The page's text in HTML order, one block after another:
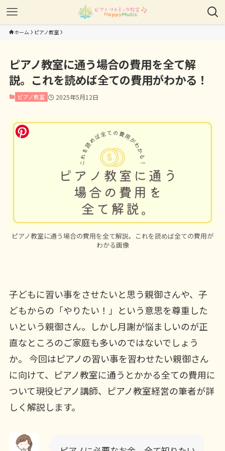
ホーム ピアノ教室
ピアノ教室に通う場合の費用を全て解
説。これを読めば全ての費用がわかる！
ピアノ教室 2025年5月12日
ピアノ教室に通う場合の費用を全て解説。これを読めば全ての費用が
わかる画像
子どもに習い事をさせたいと思う親御さんや、子
どもからの「やりたい！」という意思を尊重した
いという親御さん。しかし月謝が悩ましいのが正
直なところのご家庭も多いのではないでしょう
か。 今回はピアノの習い事を習わせたい親御さん
に向けて、ピアノ教室に通うとかかる全ての費用に
ついて現役ピアノ講師、ピアノ教室経営の筆者が詳
しく解説します。